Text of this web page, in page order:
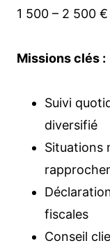
1 500 – 2 500
Missions clés :
Suivi
diversifié
Situations
fiscales
Conseil